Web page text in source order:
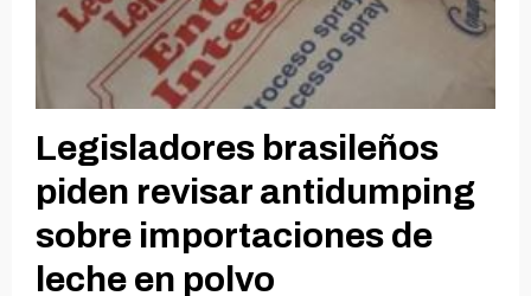
Legisladores brasileños
piden revisar antidumping
sobre importaciones de
leche en polvo